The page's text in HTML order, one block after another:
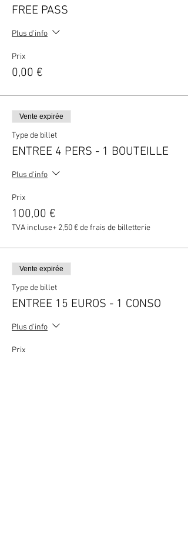
FREE PASS
Plus d'info
Prix
0,00 €
Vente expirée
Type de billet
ENTREE 4 PERS - 1 BOUTEILLE
Plus d'info
Prix
100,00 €
TVA incluse+ 2,50 € de frais de billetterie
Vente expirée
Type de billet
ENTREE 15 EUROS - 1 CONSO
Plus d'info
Prix